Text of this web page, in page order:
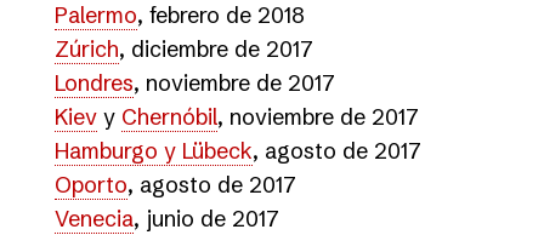
Palermo, febrero de 2018
Zúrich, diciembre de 2017
Londres, noviembre de 2017
Kiev y Chernóbil, noviembre de 2017
Hamburgo y Lübeck, agosto de 2017
Oporto, agosto de 2017
Venecia, junio de 2017